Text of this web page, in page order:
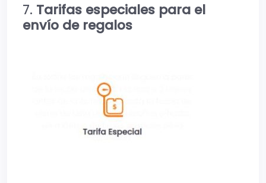
7. Tarifas especiales para el
envío de regalos